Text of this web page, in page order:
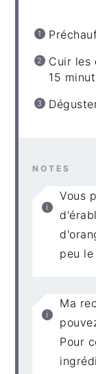
Cuir les
15
NOTES
Vous
peu
Ma
Pour